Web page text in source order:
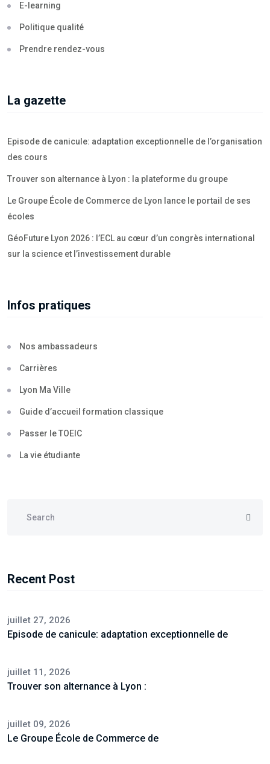
E-learning
Politique qualité
Prendre rendez-vous
La gazette
Episode de canicule: adaptation exceptionnelle de l’organisation
des cours
Trouver son alternance à Lyon : la plateforme du groupe
Le Groupe École de Commerce de Lyon lance le portail de ses
écoles
GéoFuture Lyon 2026 : l’ECL au cœur d’un congrès international
sur la science et l’investissement durable
Infos pratiques
Nos ambassadeurs
Carrières
Lyon Ma Ville
Guide d’accueil formation classique
Passer le TOEIC
La vie étudiante
Recent Post
juillet 27, 2026
Episode de canicule: adaptation exceptionnelle de
juillet 11, 2026
Trouver son alternance à Lyon :
juillet 09, 2026
Le Groupe École de Commerce de